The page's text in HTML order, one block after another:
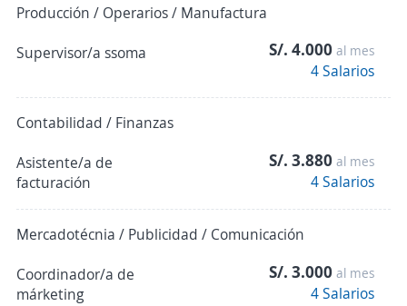
Producción / Operarios / Manufactura
Supervisor/a ssoma
S/. 4.000 al mes
4 Salarios
Contabilidad / Finanzas
Asistente/a de
facturación
S/. 3.880 al mes
4 Salarios
Mercadotécnia / Publicidad / Comunicación
Coordinador/a de
márketing
S/. 3.000 al mes
4 Salarios